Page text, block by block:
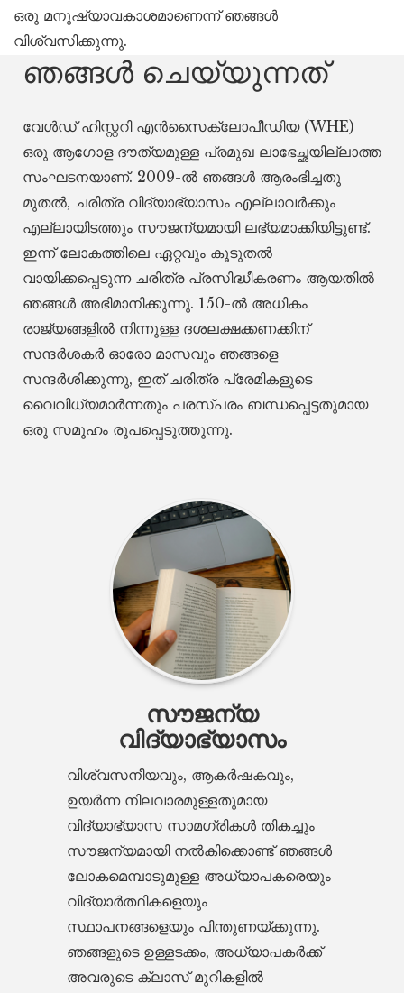
ഒരു മനുഷ്യാവകാശമാണെന്ന് ഞങ്ങൾ
വിശ്വസിക്കുന്നു.
ഞങ്ങൾ ചെയ്യുന്നത്
വേൾഡ് ഹിസ്റ്ററി എൻസൈക്ലോപീഡിയ (WHE)
ഒരു ആഗോള ദൗത്യമുള്ള പ്രമുഖ ലാഭേച്ഛയില്ലാത്ത
സംഘടനയാണ്. 2009-ൽ ഞങ്ങൾ ആരംഭിച്ചതു
മുതൽ, ചരിത്ര വിദ്യാഭ്യാസം എല്ലാവർക്കും
എല്ലായിടത്തും സൗജന്യമായി ലഭ്യമാക്കിയിട്ടുണ്ട്.
ഇന്ന് ലോകത്തിലെ ഏറ്റവും കൂടുതൽ
വായിക്കപ്പെടുന്ന ചരിത്ര പ്രസിദ്ധീകരണം ആയതിൽ
ഞങ്ങൾ അഭിമാനിക്കുന്നു. 150-ൽ അധികം
രാജ്യങ്ങളിൽ നിന്നുള്ള ദശലക്ഷക്കണക്കിന്
സന്ദർശകർ ഓരോ മാസവും ഞങ്ങളെ
സന്ദർശിക്കുന്നു, ഇത് ചരിത്ര പ്രേമികളുടെ
വൈവിധ്യമാർന്നതും പരസ്പരം ബന്ധപ്പെട്ടതുമായ
ഒരു സമൂഹം രൂപപ്പെടുത്തുന്നു.
സൗജന്യ
വിദ്യാഭ്യാസം
വിശ്വസനീയവും, ആകർഷകവും,
ഉയർന്ന നിലവാരമുള്ളതുമായ
വിദ്യാഭ്യാസ സാമഗ്രികൾ തികച്ചും
സൗജന്യമായി നൽകിക്കൊണ്ട് ഞങ്ങൾ
ലോകമെമ്പാടുമുള്ള അധ്യാപകരെയും
വിദ്യാർത്ഥികളെയും
സ്ഥാപനങ്ങളെയും പിന്തുണയ്ക്കുന്നു.
ഞങ്ങളുടെ ഉള്ളടക്കം, അധ്യാപകർക്ക്
അവരുടെ ക്ലാസ് മുറികളിൽ